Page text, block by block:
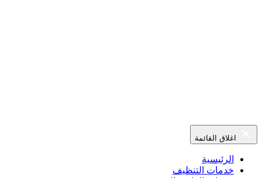
اغلاق القائمة
الرئيسية
خدمات التنظيف